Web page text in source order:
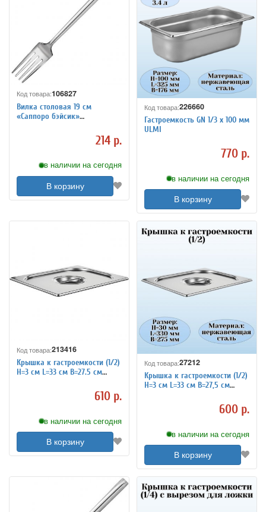
Код товара:106827
Вилка столовая 19 см
«Саппоро бэйсик»
214 р.
в наличии на сегодня
В корзину
Код товара:226660
Гастроемкость GN 1/3 х 100 мм
ULMI
770 р.
в наличии на сегодня
В корзину
Код товара:213416
Крышка к гастроемкости (1/2)
H=3 см L=33 см B=27.5 см
610 р.
в наличии на сегодня
В корзину
Код товара:27212
Крышка к гастроемкости (1/2)
H=3 см L=33 см B=27,5 см
600 р.
в наличии на сегодня
В корзину